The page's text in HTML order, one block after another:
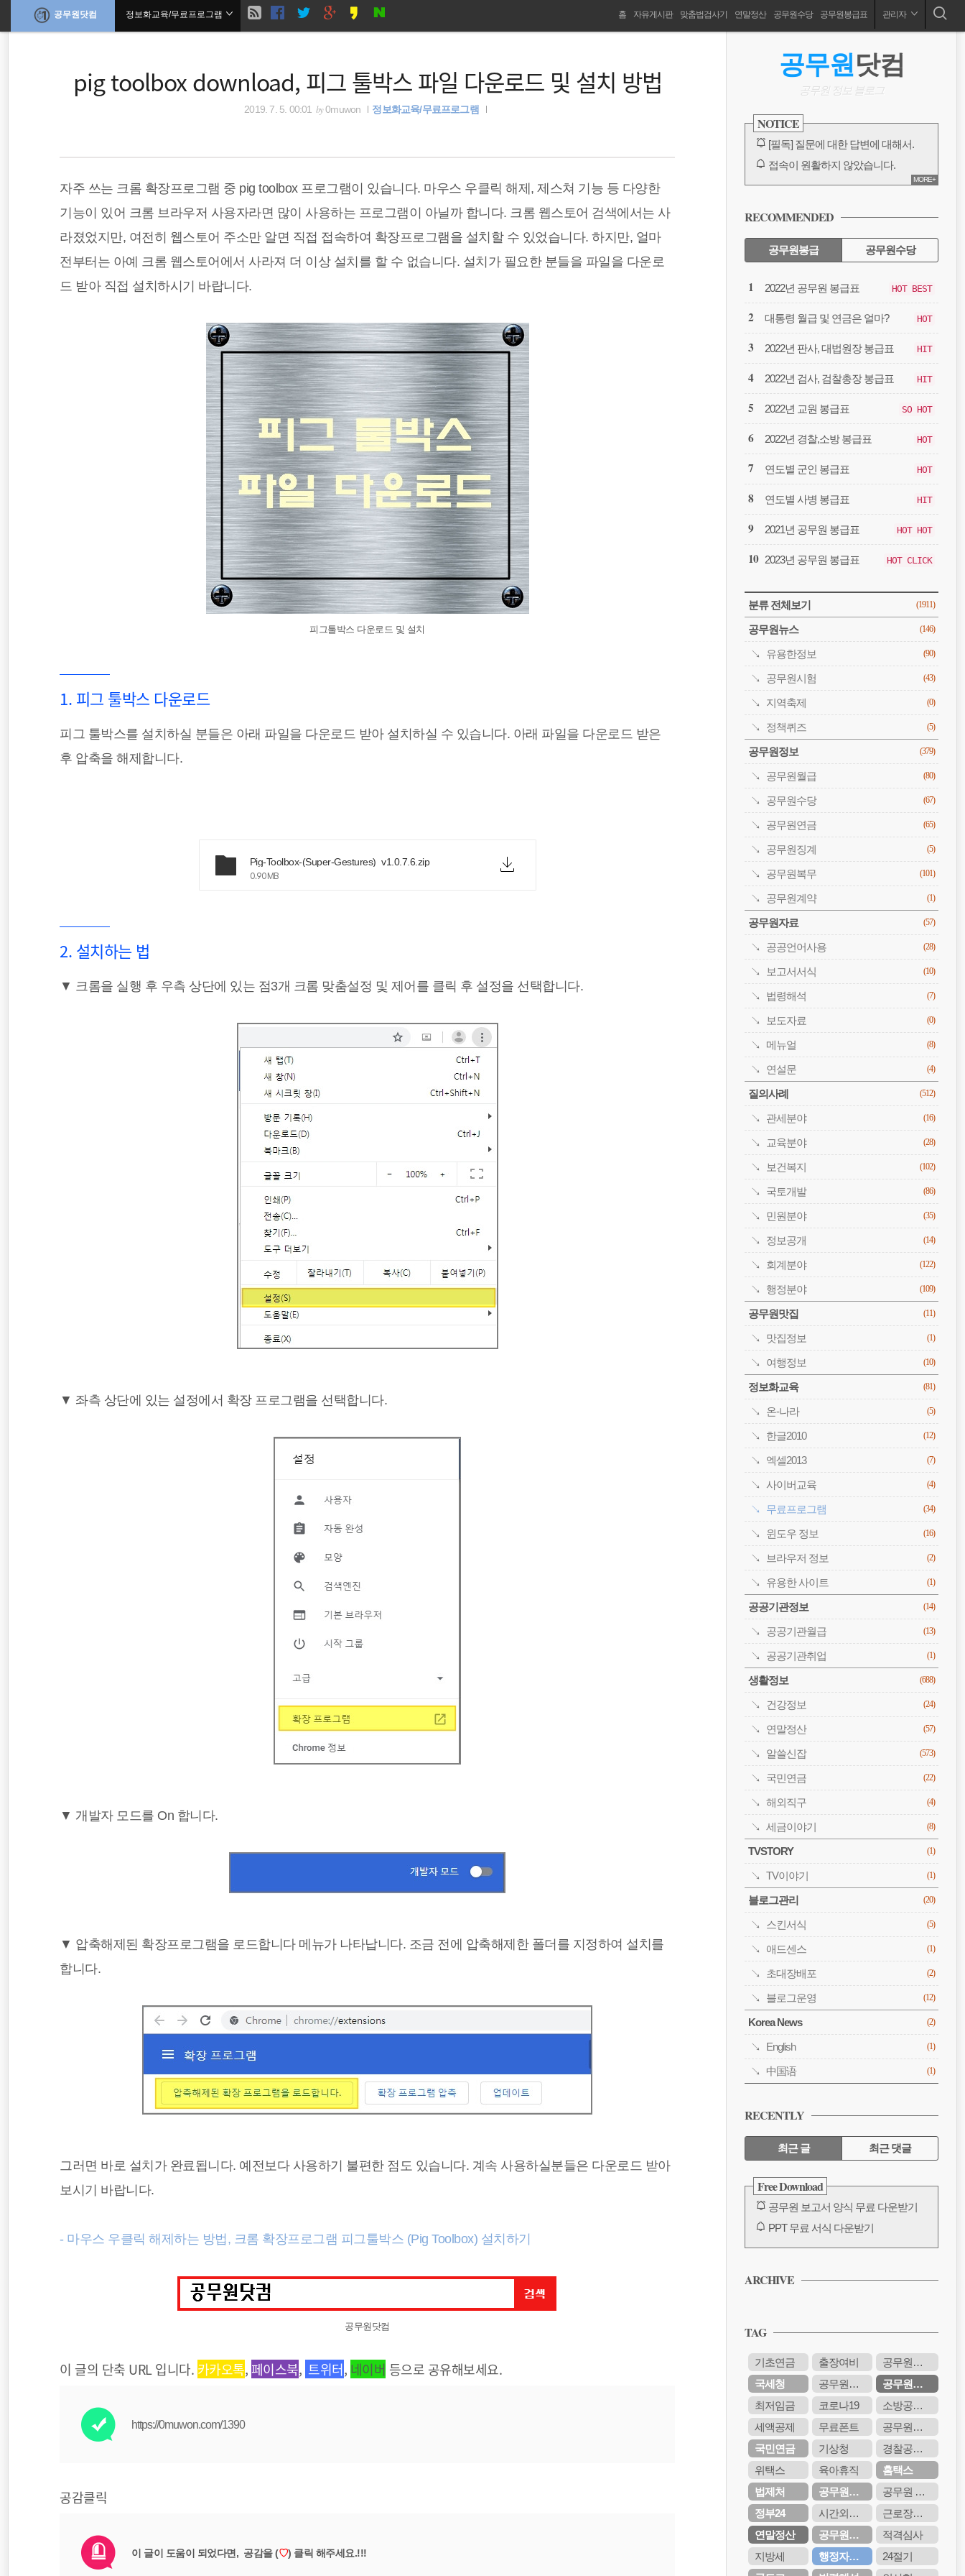
공무원닷컴 현
정보화교육/무료프로그램
게
홈 자유게시판 맞춤법검사기 연말정산 공무원수당 공무원봉급표 관리자
pig toolbox download, 피그 툴박스 파일 다운로드 및 설치 방법
2019. 7. 5. 00:01 by0muwon 정보화교육/무료프로그램
자주 쓰는 크롬 확장프로그램 중 pig toolbox 프로그램이 있습니다. 마우스 우클릭 해제, 제스쳐 기능 등 다양한
기능이 있어 크롬 브라우저 사용자라면 많이 사용하는 프로그램이 아닐까 합니다. 크롬 웹스토어 검색에서는 사
라졌었지만, 여전히 웹스토어 주소만 알면 직접 접속하여 확장프로그램을 설치할 수 있었습니다. 하지만, 얼마
전부터는 아예 크롬 웹스토어에서 사라져 더 이상 설치를 할 수 없습니다. 설치가 필요한 분들을 파일을 다운로
드 받아 직접 설치하시기 바랍니다.
피그툴박스 다운로드 및 설치
1. 피그 툴박스 다운로드
피그 툴박스를 설치하실 분들은 아래 파일을 다운로드 받아 설치하실 수 있습니다. 아래 파일을 다운로드 받은
후 압축을 해제합니다.
Pig-Toolbox-(Super-Gestures)_v1.0.7.6.zip
0.90MB
2. 설치하는 법
▼ 크롬을 실행 후 우측 상단에 있는 점3개 크롬 맞춤설정 및 제어를 클릭 후 설정을 선택합니다.
▼ 좌측 상단에 있는 설정에서 확장 프로그램을 선택합니다.
▼ 개발자 모드를 On 합니다.
▼ 압축해제된 확장프로그램을 로드합니다 메뉴가 나타납니다. 조금 전에 압축해제한 폴더를 지정하여 설치를
합니다.
그러면 바로 설치가 완료됩니다. 예전보다 사용하기 불편한 점도 있습니다. 계속 사용하실분들은 다운로드 받아
보시기 바랍니다.
- 마우스 우클릭 해제하는 방법, 크롬 확장프로그램 피그툴박스 (Pig Toolbox) 설치하기
공무원닷컴
이 글의 단축 URL 입니다. 카카오톡,페이스북, 트위터, 네이버 등으로 공유해보세요.
https://0muwon.com/1390
공감클릭
이 글이 도움이 되었다면, 공감을 (♡) 클릭 해주세요.!!!
공무원닷컴
공무원 정보 블로그
NOTICE
[필독] 질문에 대한 답변에 대해서.
접속이 원활하지 않았습니다.
카카오톡 링크 보내기 수정 완료
전체 보기
MORE+
RECOMMENDED
공무원봉급 공무원수당
무
봉
2022년 공무원 봉급표 HOT BEST
대통령 월급 및 연금은 얼마? HOT
2022년 판사, 대법원장 봉급표 HIT
2022년 검사, 검찰총장 봉급표 HIT
2022년 교원 봉급표 SO HOT
2022년 경찰,소방 봉급표 HOT
연도별 군인 봉급표 HOT
연도별 사병 봉급표 HIT
2021년 공무원 봉급표 HOT HOT
2023년 공무원 봉급표 HOT CLICK
CATEGORY
분류 전체보기 (1911)
공무원뉴스 (146)
유용한정보 (90)
공무원시험 (43)
지역축제 (0)
정책퀴즈 (5)
공무원정보 (379)
공무원월급 (80)
공무원수당 (67)
공무원연금 (65)
공무원징계 (5)
공무원복무 (101)
공무원계약 (1)
공무원자료 (57)
공공언어사용 (28)
보고서서식 (10)
법령해석 (7)
보도자료 (0)
메뉴얼 (8)
연설문 (4)
질의사례 (512)
관세분야 (16)
교육분야 (28)
보건복지 (102)
국토개발 (86)
민원분야 (35)
정보공개 (14)
회계분야 (122)
행정분야 (109)
공무원맛집 (11)
맛집정보 (1)
여행정보 (10)
정보화교육 (81)
온-나라 (5)
한글2010 (12)
엑셀2013 (7)
사이버교육 (4)
무료프로그램 (34)
윈도우 정보 (16)
브라우저 정보 (2)
유용한 사이트 (1)
공공기관정보 (14)
공공기관월급 (13)
공공기관취업 (1)
생활정보 (688)
건강정보 (24)
연말정산 (57)
알쓸신잡 (573)
국민연금 (22)
해외직구 (4)
세금이야기 (8)
TVSTORY (1)
TV이야기 (1)
블로그관리 (20)
스킨서식 (5)
애드센스 (1)
초대장배포 (2)
블로그운영 (12)
Korea News (2)
English (1)
中国语 (1)
RECENTLY
최근 글 최근 댓글
최
근 Free Download
공무원 보고서 양식 무료 다운받기
PPT 무료 서식 다운받기
공무원 보고서 양식 무료 다운받기
공무원 보고서 양식 무료 다운받기
PPT 무료 서식 다운받기
공무원 보고서 양식 무료 다운받기
PPT 무료 서식 다운받기
ARCHIVE
TAG
기초연금 출장여비
공무원봉급표
국세청
공무원시험
공무원연금
최저임금
코로나19
소방공무원
세액공제
무료폰트
공무원연금관리공단
국민연금
기상청
경찰공무원
위택스
육아휴직
홈택스
법제처
공무원연금공단
공무원 봉급
정부24
시간외근무수당
근로장려금
연말정산
공무원수당
적격심사
지방세
행정자치부
24절기
검
기초연금
출장여비
공무원봉급표
국세청
공무원연금
최저임금
코로나19